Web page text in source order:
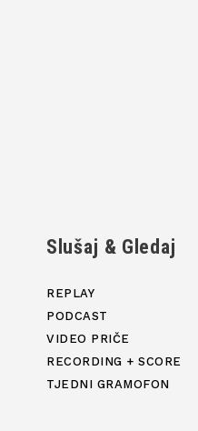
Slušaj & Gledaj
REPLAY
PODCAST
VIDEO PRIČE
RECORDING + SCORE
TJEDNI GRAMOFON